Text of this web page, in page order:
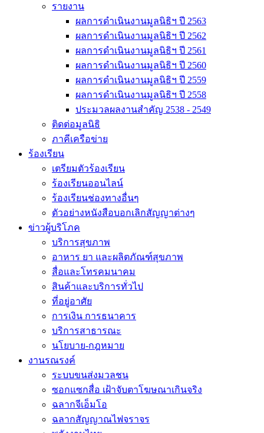
รายงาน
ผลการดำเนินงานมูลนิธิฯ ปี 2563
ผลการดำเนินงานมูลนิธิฯ ปี 2562
ผลการดำเนินงานมูลนิธิฯ ปี 2561
ผลการดำเนินงานมูลนิธิฯ ปี 2560
ผลการดำเนินงานมูลนิธิฯ ปี 2559
ผลการดำเนินงานมูลนิธิฯ ปี 2558
ประมวลผลงานสำคัญ 2538 - 2549
ติดต่อมูลนิธิ
ภาคีเครือข่าย
ร้องเรียน
เตรียมตัวร้องเรียน
ร้องเรียนออนไลน์
ร้องเรียนช่องทางอื่นๆ
ตัวอย่างหนังสือบอกเลิกสัญญาต่างๆ
ข่าวผู้บริโภค
บริการสุขภาพ
อาหาร ยา และผลิตภัณฑ์สุขภาพ
สื่อและโทรคมนาคม
สินค้าและบริการทั่วไป
ที่อยู่อาศัย
การเงิน การธนาคาร
บริการสาธารณะ
นโยบาย-กฎหมาย
งานรณรงค์
ระบบขนส่งมวลชน
ซอกแซกสื่อ เฝ้าจับตาโฆษณาเกินจริง
ฉลากจีเอ็มโอ
ฉลากสัญญาณไฟจราจร